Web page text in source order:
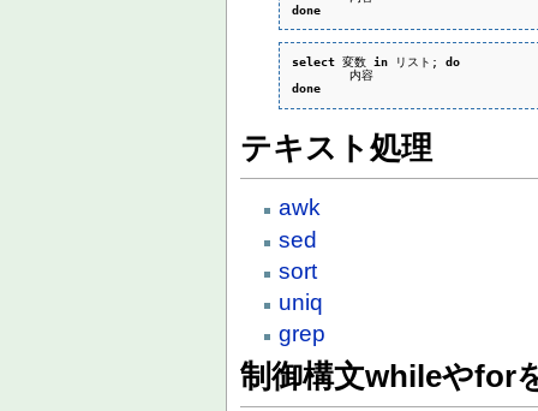
done
select 変数 in リスト; do
done
テキスト処理
awk
sed
sort
uniq
grep
制御構文whileやfor